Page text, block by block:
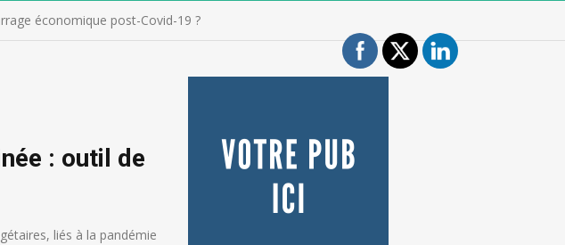
économique post-Covid-19 ?
: outil de
liés à la pandémie